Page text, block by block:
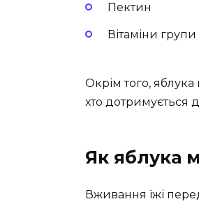
Пектин
Вітаміни групи
Окрім того, яблука
хто дотримується
Як яблука
Вживання їжі